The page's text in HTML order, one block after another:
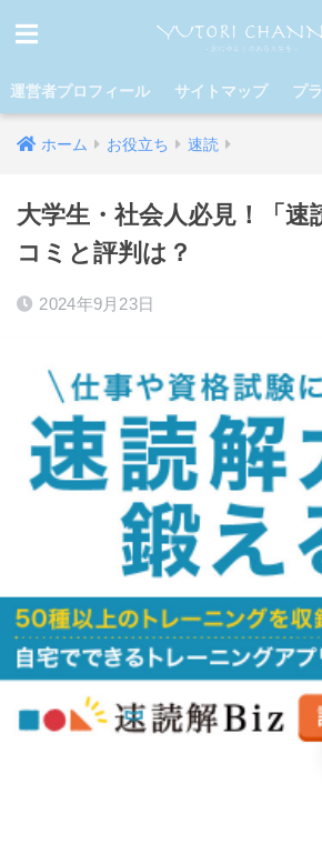
運営者プロフィール サイトマップ プ
ホーム お役立ち 速読
大学生・社会人必見！「速
コミと評判は？
2024年9月23日